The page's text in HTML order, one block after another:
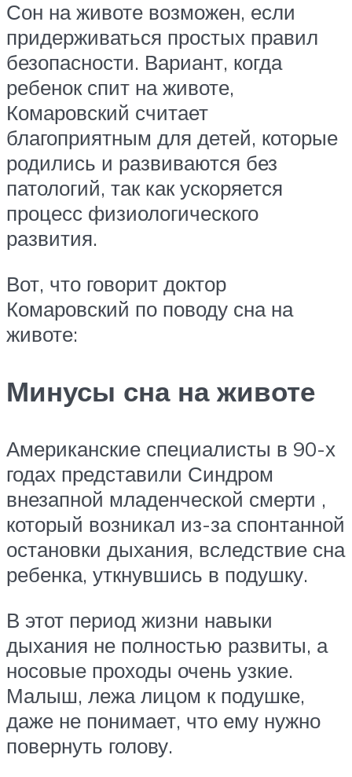
Сон на животе возможен, если
придерживаться простых правил
безопасности. Вариант, когда
ребенок спит на животе,
Комаровский считает
благоприятным для детей, которые
родились и развиваются без
патологий, так как ускоряется
процесс физиологического
развития.
Вот, что говорит доктор
Комаровский по поводу сна на
животе:
Минусы сна на животе
Американские специалисты в 90-х
годах представили Синдром
внезапной младенческой смерти ,
который возникал из-за спонтанной
остановки дыхания, вследствие сна
ребенка, уткнувшись в подушку.
В этот период жизни навыки
дыхания не полностью развиты, а
носовые проходы очень узкие.
Малыш, лежа лицом к подушке,
даже не понимает, что ему нужно
повернуть голову.